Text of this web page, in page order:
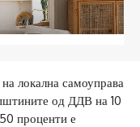
локална самоуправа
од ДДВ на 10
проценти е